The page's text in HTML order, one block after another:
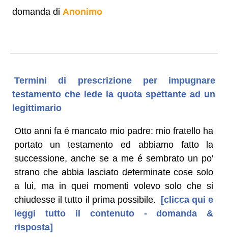
domanda di Anonimo
Termini di prescrizione per impugnare
testamento che lede la quota spettante ad un
legittimario
Otto anni fa é mancato mio padre: mio fratello ha
portato un testamento ed abbiamo fatto la
successione, anche se a me é sembrato un po'
strano che abbia lasciato determinate cose solo
a lui, ma in quei momenti volevo solo che si
chiudesse il tutto il prima possibile. [clicca qui e
leggi tutto il contenuto - domanda &
risposta]